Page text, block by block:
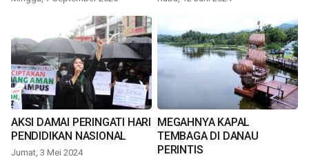
AKSI DAMAI PERINGATI HARI
PENDIDIKAN NASIONAL
Jumat, 3 Mei 2024
MEGAHNYA KAPAL
TEMBAGA DI DANAU
PERINTIS